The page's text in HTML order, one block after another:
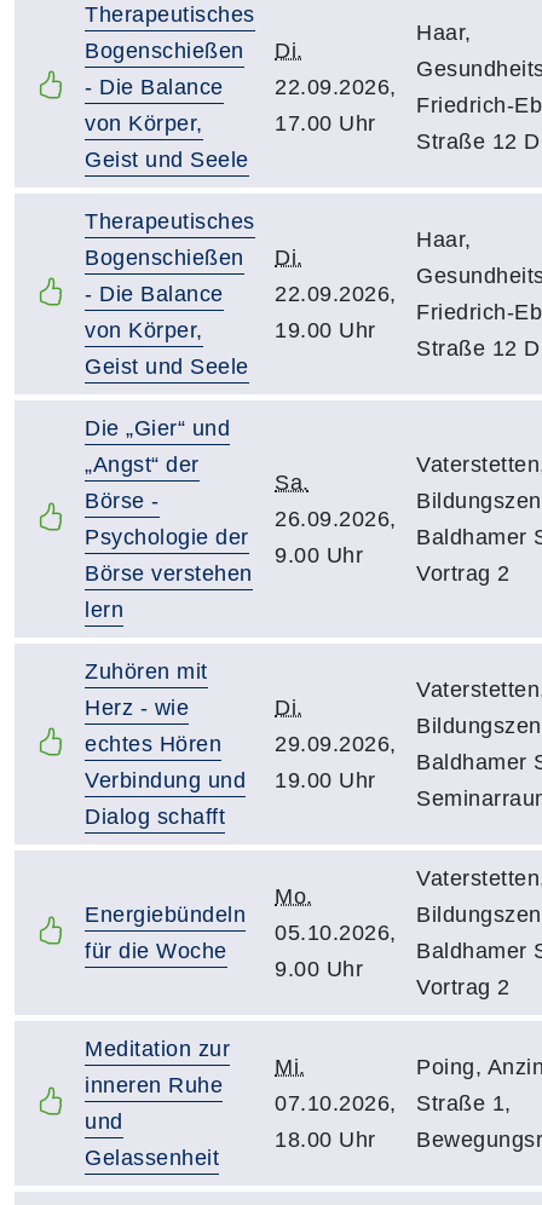
Therapeutisches
Bogenschießen
- Die Balance
von Körper,
Geist und Seele
Di.
22.09.2026,
17.00 Uhr
Haar,
Friedrich-
Straße 12
Therapeutisches
Bogenschießen
- Die Balance
von Körper,
Geist und Seele
Di.
22.09.2026,
19.00 Uhr
Haar,
Friedrich-
Straße 12
Die „Gier“ und
„Angst“ der
Börse -
Psychologie der
Börse verstehen
lern
Sa.
26.09.2026,
9.00 Uhr
Baldhamer
Vortrag 2
Zuhören mit
Herz - wie
echtes Hören
Verbindung und
Dialog schafft
Di.
29.09.2026,
19.00 Uhr
Baldhamer
Energiebündeln
für die Woche
Mo.
05.10.2026,
9.00 Uhr
Baldhamer
Vortrag 2
Meditation zur
inneren Ruhe
und
Gelassenheit
Mi.
07.10.2026,
18.00 Uhr
Poing,
Straße 1,